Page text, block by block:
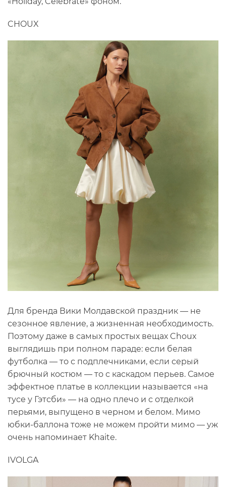
CHOUX
Для бренда Вики Молдавской праздник — не
сезонное явление, а жизненная необходимость.
Поэтому даже в самых простых вещах Choux
выглядишь при полном параде: если белая
футболка — то с подплечниками, если серый
брючный костюм — то с каскадом перьев. Самое
эффектное платье в коллекции называется «на
тусе у Гэтсби» — на одно плечо и с отделкой
перьями, выпущено в черном и белом. Мимо
юбки-баллона тоже не можем пройти мимо — уж
очень напоминает Khaite.
IVOLGA